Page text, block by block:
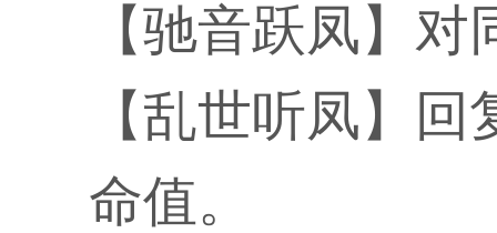
【驰音跃凤】
【乱世听凤】
命值。